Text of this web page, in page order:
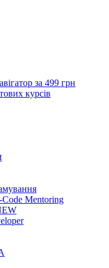
за 499 грн
курсів
Mentoring